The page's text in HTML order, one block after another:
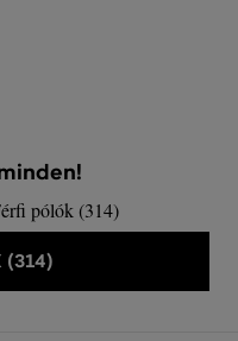
pólók (314)
(314)